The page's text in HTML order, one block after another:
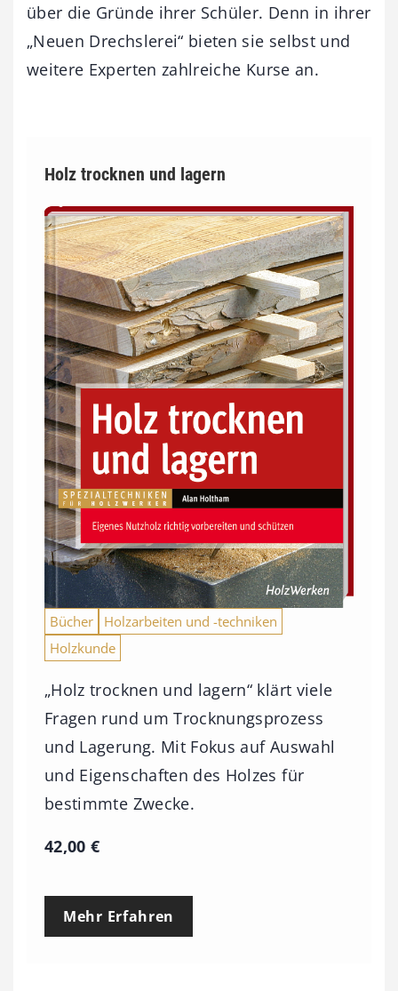
über die Gründe ihrer Schüler. Denn in ihrer
„Neuen Drechslerei“ bieten sie selbst und
weitere Experten zahlreiche Kurse an.
Holz trocknen und lagern
Bücher
Holzarbeiten und -techniken
Holzkunde
„Holz trocknen und lagern“ klärt viele
Fragen rund um Trocknungsprozess
und Lagerung. Mit Fokus auf Auswahl
und Eigenschaften des Holzes für
bestimmte Zwecke.
42,00€
Mehr Erfahren